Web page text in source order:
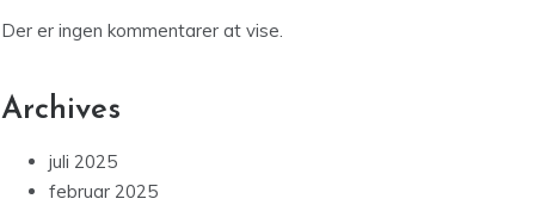
Der er ingen kommentarer at vise.
Archives
juli 2025
februar 2025